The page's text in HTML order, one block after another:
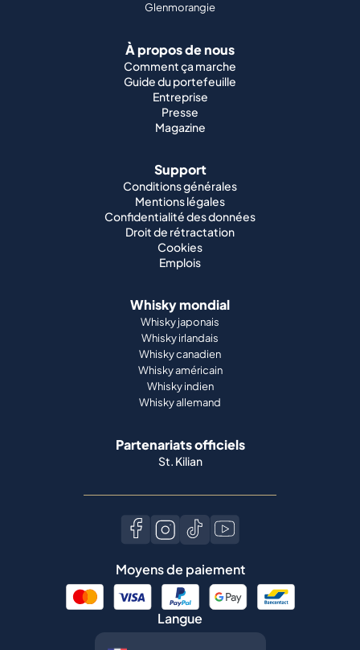
Glenmorangie
À propos de nous
Comment ça marche
Guide du portefeuille
Entreprise
Presse
Magazine
Support
Conditions générales
Mentions légales
Confidentialité des données
Droit de rétractation
Cookies
Emplois
Whisky mondial
Whisky japonais
Whisky irlandais
Whisky canadien
Whisky américain
Whisky indien
Whisky allemand
Partenariats officiels
St. Kilian
Moyens de paiement
Langue